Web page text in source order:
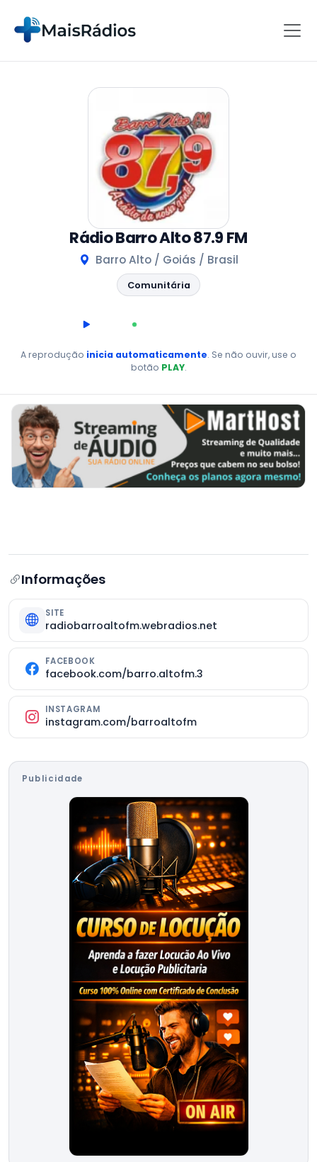
Rádio Barro Alto 87.9 FM
Barro Alto / Goiás / Brasil
Comunitária
AO VIVO
A reprodução inicia automaticamente. Se não ouvir, use o
botão PLAY.
Informações
SITE
radiobarroaltofm.webradios.net
FACEBOOK
facebook.com/barro.altofm.3
INSTAGRAM
instagram.com/barroaltofm
Publicidade